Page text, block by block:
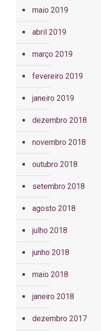
maio 2019
abril 2019
março 2019
fevereiro 2019
janeiro 2019
dezembro 2018
novembro 2018
outubro 2018
setembro 2018
agosto 2018
julho 2018
junho 2018
maio 2018
janeiro 2018
dezembro 2017